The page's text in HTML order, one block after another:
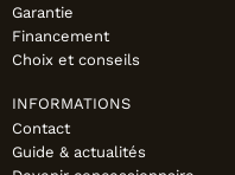
Garantie
Financement
Choix et conseils
INFORMATIONS
Contact
Guide & actualités